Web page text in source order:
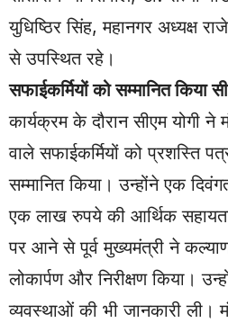
युधिष्ठिर सिंह, महानगर अध्यक्ष
से उपस्थित रहे।
सफाईकर्मियों को सम्मानित किया
कार्यक्रम के दौरान सीएम योगी
वाले सफाईकर्मियों को प्रशस्ति
सम्मानित किया। उन्होंने एक
एक लाख रुपये की आर्थिक
पर आने से पूर्व मुख्यमंत्री ने
लोकार्पण और निरीक्षण किया।
व्यवस्थाओं की भी जानकारी ली।